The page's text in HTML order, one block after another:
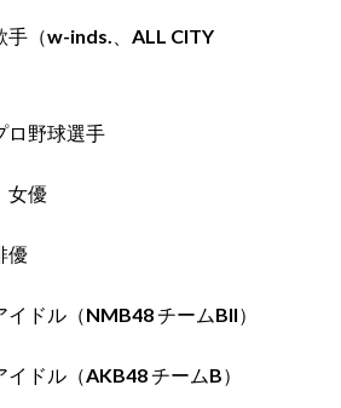
手（w-inds.、ALL CITY
ロ野球選手
女優
優
ドル（NMB48 チームBII）
ドル（AKB48 チームB）